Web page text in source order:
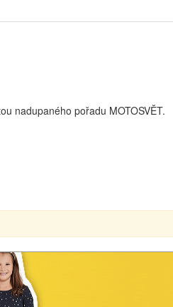
nadupaného pořadu MOTOSVĚT.